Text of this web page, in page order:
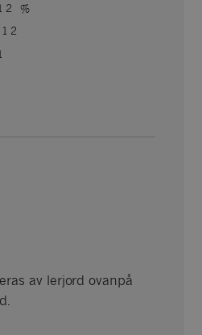
%
12
av lerjord ovanpå